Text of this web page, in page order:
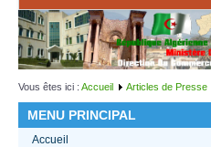
ACCUEIL
LIENS WEB
CONTACT
Vous êtes ici : Accueil Articles de Presse
MENU PRINCIPAL
Accueil